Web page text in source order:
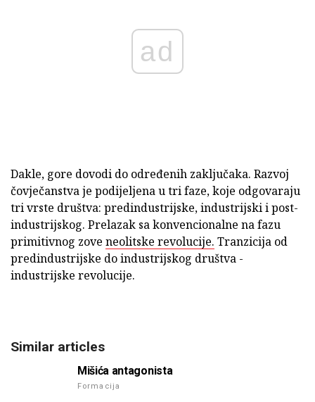
ad
Dakle, gore dovodi do određenih zaključaka. Razvoj
čovječanstva je podijeljena u tri faze, koje odgovaraju
tri vrste društva: predindustrijske, industrijski i post-
industrijskog. Prelazak sa konvencionalne na fazu
primitivnog zove neolitske revolucije. Tranzicija od
predindustrijske do industrijskog društva -
industrijske revolucije.
Similar articles
Mišića antagonista
Formacija